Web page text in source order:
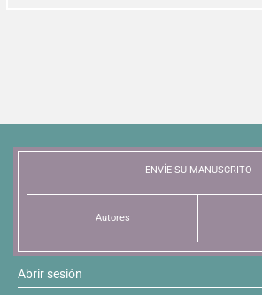
ENVÍE SU MANUSCRITO
Autores
Abrir sesión